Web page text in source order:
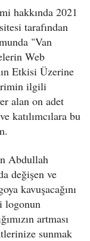
hakkında 2021
tarafından
"Van
Web
Etkisi Üzerine
ilgili
alan on adet
katılımcılara bu
Abdullah
değişen ve
kavuşacağını
logonun
artması
sunmak